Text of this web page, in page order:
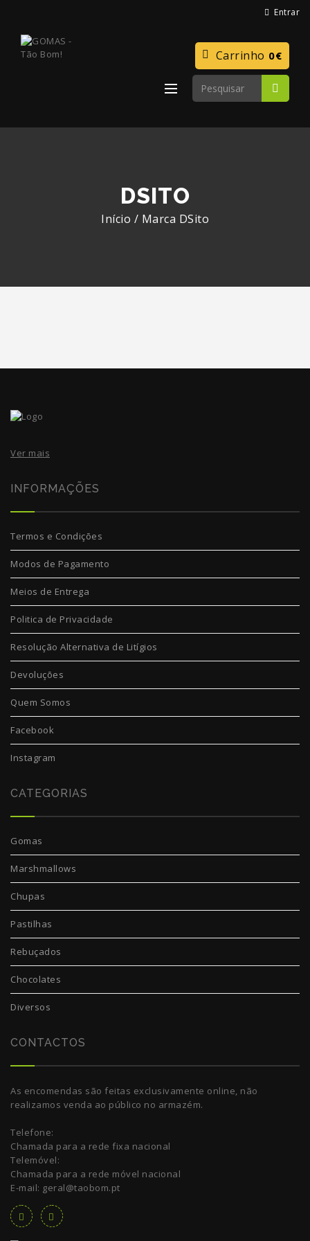
Entrar
Carrinho 0€
DSITO
Início / Marca DSito
Ver mais
INFORMAÇÕES
Termos e Condições
Modos de Pagamento
Meios de Entrega
Politica de Privacidade
Resolução Alternativa de Litígios
Devoluções
Quem Somos
Facebook
Instagram
CATEGORIAS
Gomas
Marshmallows
Chupas
Pastilhas
Rebuçados
Chocolates
Diversos
CONTACTOS
As encomendas são feitas exclusivamente online, não
realizamos venda ao público no armazém.
Telefone:
Chamada para a rede fixa nacional
Telemóvel:
Chamada para a rede móvel nacional
E-mail: geral@taobom.pt